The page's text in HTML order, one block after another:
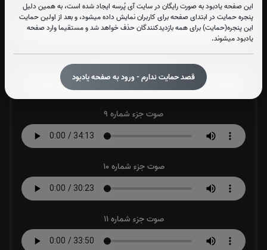
این صفحه یادبود به صورت رایگان در سایت آی پُرسه ایجاد شده است، به همین دلیل
پنجره حمایت در ابتدای صفحه برای کاربران نمایش داده میشود، و بعد از اولین حمایت
این پنجره(حمایت) برای همه بازدیدکنندگان حذف خواهد شد و مستقیما وارد صفحه
یادبود میشوند.
قصد حمایت ندارم - ورود به صفحه یادبود
صوت جزء شماره 7
صوت جزء شماره 8
صوت جزء شماره 9
صوت جزء شماره 10
صوت جزء شماره 11